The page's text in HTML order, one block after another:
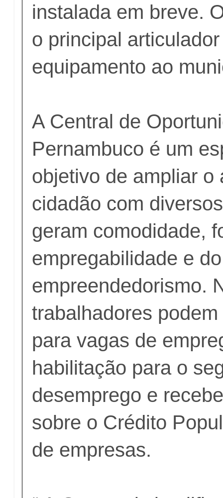
instalada em breve.
o principal
equipamento ao
A Central de
Pernambuco é um
objetivo de ampliar o
cidadão com
geram comodidade,
empregabilidade e do
empreendedorismo.
trabalhadores
para vagas de
habilitação para o
desemprego e
sobre o Crédito
de empresas.